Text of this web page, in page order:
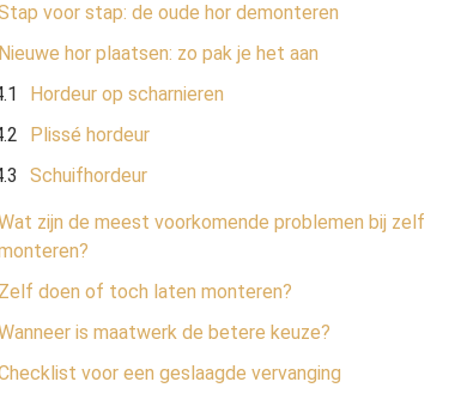
voor stap: de oude hor demonteren
Nieuwe hor plaatsen: zo pak je het aan
Hordeur op scharnieren
Plissé hordeur
Schuifhordeur
zijn de meest voorkomende problemen bij zelf
Zelf doen of toch laten monteren?
is maatwerk de betere keuze?
voor een geslaagde vervanging